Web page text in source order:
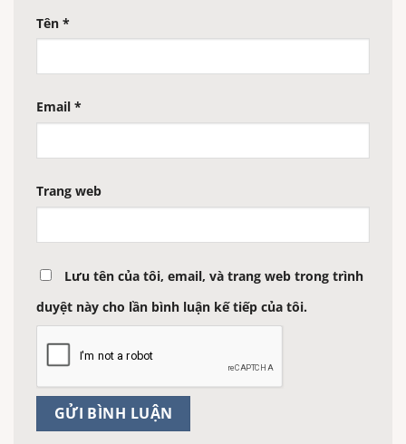
Tên *
Email *
Trang web
Lưu tên của tôi, email, và trang web trong trình
duyệt này cho lần bình luận kế tiếp của tôi.